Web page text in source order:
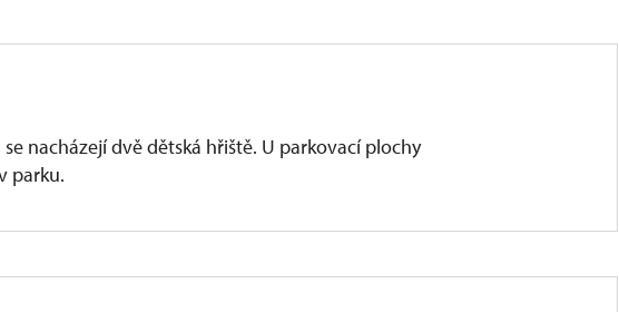
nacházejí dvě dětská hřiště. U parkovací plochy
parku.